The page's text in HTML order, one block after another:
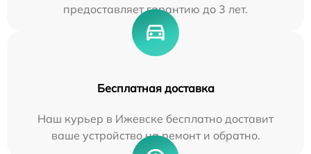
предоставляет гарантию до 3 лет.
Бесплатная доставка
Наш курьер в Ижевске бесплатно доставит
ваше устройство на ремонт и обратно.